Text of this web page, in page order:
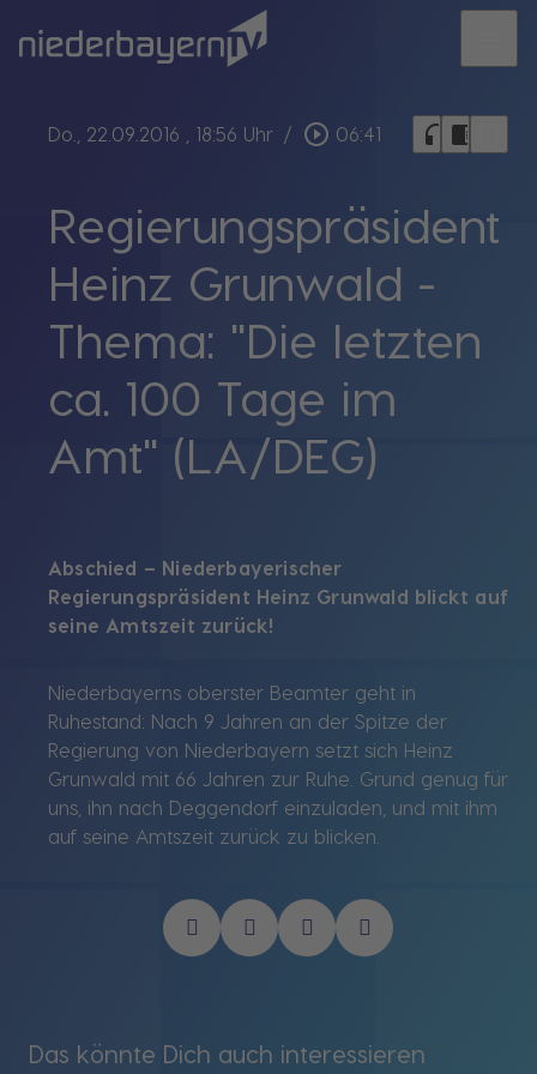
Do., 22.09.2016 , 18:56 Uhr / play_circle_outline 06:41 headphones chrome_reader_mode
Regierungspräsident
Heinz Grunwald -
Thema: "Die letzten
ca. 100 Tage im
Amt" (LA/DEG)
Abschied – Niederbayerischer
Regierungspräsident Heinz Grunwald blickt auf
seine Amtszeit zurück!
Niederbayerns oberster Beamter geht in
Ruhestand: Nach 9 Jahren an der Spitze der
Regierung von Niederbayern setzt sich Heinz
Grunwald mit 66 Jahren zur Ruhe. Grund genug für
uns, ihn nach Deggendorf einzuladen, und mit ihm
auf seine Amtszeit zurück zu blicken.
Das könnte Dich auch interessieren